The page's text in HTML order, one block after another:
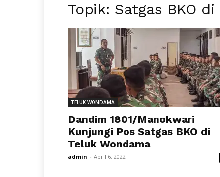
Topik: Satgas BKO
TELUK WONDAMA
Dandim 1801/Manokwari
Kunjungi Pos Satgas BKO di
Teluk Wondama
admin - April 6, 2022